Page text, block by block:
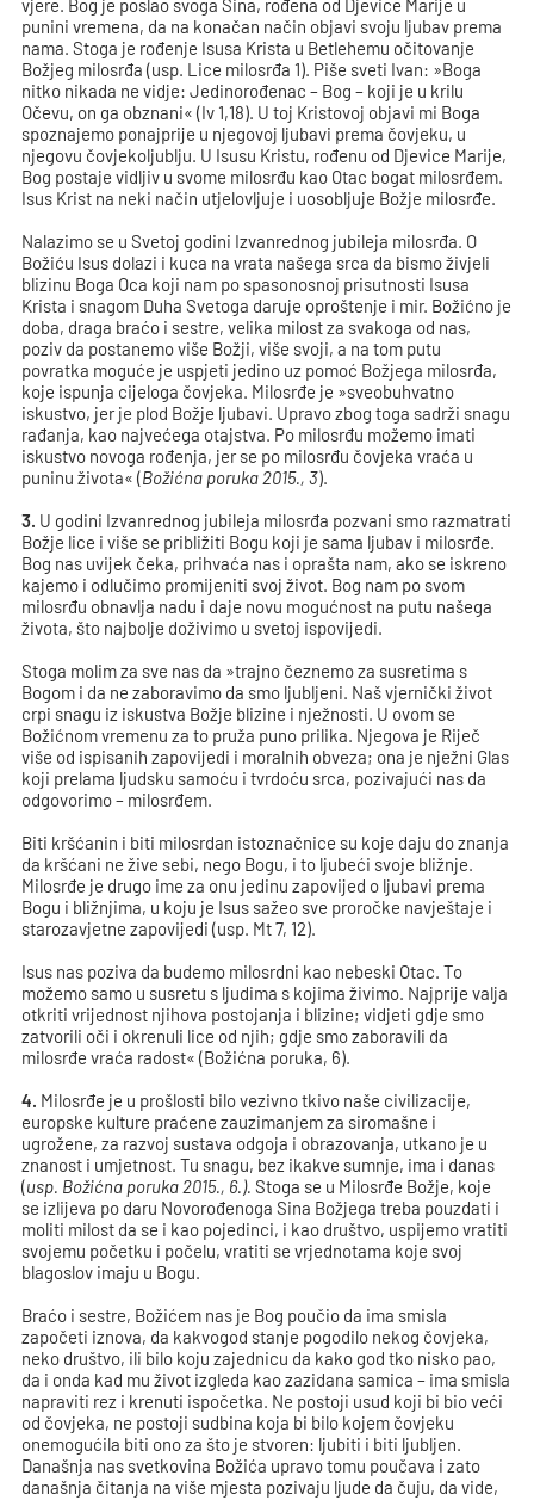
vjere. Bog je poslao svoga Sina, rođena od Djevice Marije u
punini vremena, da na konačan način objavi svoju ljubav prema
nama. Stoga je rođenje Isusa Krista u Betlehemu očitovanje
Božjeg milosrđa (usp. Lice milosrđa 1). Piše sveti Ivan: »Boga
nitko nikada ne vidje: Jedinorođenac – Bog – koji je u krilu
Očevu, on ga obznani« (Iv 1,18). U toj Kristovoj objavi mi Boga
spoznajemo ponajprije u njegovoj ljubavi prema čovjeku, u
njegovu čovjekoljublju. U Isusu Kristu, rođenu od Djevice Marije,
Bog postaje vidljiv u svome milosrđu kao Otac bogat milosrđem.
Isus Krist na neki način utjelovljuje i uosobljuje Božje milosrđe.
Nalazimo se u Svetoj godini Izvanrednog jubileja milosrđa. O
Božiću Isus dolazi i kuca na vrata našega srca da bismo živjeli
blizinu Boga Oca koji nam po spasonosnoj prisutnosti Isusa
Krista i snagom Duha Svetoga daruje oproštenje i mir. Božićno je
doba, draga braćo i sestre, velika milost za svakoga od nas,
poziv da postanemo više Božji, više svoji, a na tom putu
povratka moguće je uspjeti jedino uz pomoć Božjega milosrđa,
koje ispunja cijeloga čovjeka. Milosrđe je »sveobuhvatno
iskustvo, jer je plod Božje ljubavi. Upravo zbog toga sadrži snagu
rađanja, kao najvećega otajstva. Po milosrđu možemo imati
iskustvo novoga rođenja, jer se po milosrđu čovjeka vraća u
puninu života« (Božićna poruka 2015., 3).
3. U godini Izvanrednog jubileja milosrđa pozvani smo razmatrati
Božje lice i više se približiti Bogu koji je sama ljubav i milosrđe.
Bog nas uvijek čeka, prihvaća nas i oprašta nam, ako se iskreno
kajemo i odlučimo promijeniti svoj život. Bog nam po svom
milosrđu obnavlja nadu i daje novu mogućnost na putu našega
života, što najbolje doživimo u svetoj ispovijedi.
Stoga molim za sve nas da »trajno čeznemo za susretima s
Bogom i da ne zaboravimo da smo ljubljeni. Naš vjernički život
crpi snagu iz iskustva Božje blizine i nježnosti. U ovom se
Božićnom vremenu za to pruža puno prilika. Njegova je Riječ
više od ispisanih zapovijedi i moralnih obveza; ona je nježni Glas
koji prelama ljudsku samoću i tvrdoću srca, pozivajući nas da
odgovorimo – milosrđem.
Biti kršćanin i biti milosrdan istoznačnice su koje daju do znanja
da kršćani ne žive sebi, nego Bogu, i to ljubeći svoje bližnje.
Milosrđe je drugo ime za onu jedinu zapovijed o ljubavi prema
Bogu i bližnjima, u koju je Isus sažeo sve proročke navještaje i
starozavjetne zapovijedi (usp. Mt 7, 12).
Isus nas poziva da budemo milosrdni kao nebeski Otac. To
možemo samo u susretu s ljudima s kojima živimo. Najprije valja
otkriti vrijednost njihova postojanja i blizine; vidjeti gdje smo
zatvorili oči i okrenuli lice od njih; gdje smo zaboravili da
milosrđe vraća radost« (Božićna poruka, 6).
4. Milosrđe je u prošlosti bilo vezivno tkivo naše civilizacije,
europske kulture praćene zauzimanjem za siromašne i
ugrožene, za razvoj sustava odgoja i obrazovanja, utkano je u
znanost i umjetnost. Tu snagu, bez ikakve sumnje, ima i danas
(usp. Božićna poruka 2015., 6.).Stoga se u Milosrđe Božje, koje
se izlijeva po daru Novorođenoga Sina Božjega treba pouzdati i
moliti milost da se i kao pojedinci, i kao društvo, uspijemo vratiti
svojemu početku i počelu, vratiti se vrjednotama koje svoj
blagoslov imaju u Bogu.
Braćo i sestre, Božićem nas je Bog poučio da ima smisla
započeti iznova, da kakvogod stanje pogodilo nekog čovjeka,
neko društvo, ili bilo koju zajednicu da kako god tko nisko pao,
da i onda kad mu život izgleda kao zazidana samica – ima smisla
napraviti rez i krenuti ispočetka. Ne postoji usud koji bi bio veći
od čovjeka, ne postoji sudbina koja bi bilo kojem čovjeku
onemogućila biti ono za što je stvoren: ljubiti i biti ljubljen.
Današnja nas svetkovina Božića upravo tomu poučava i zato
današnja čitanja na više mjesta pozivaju ljude da čuju, da vide,